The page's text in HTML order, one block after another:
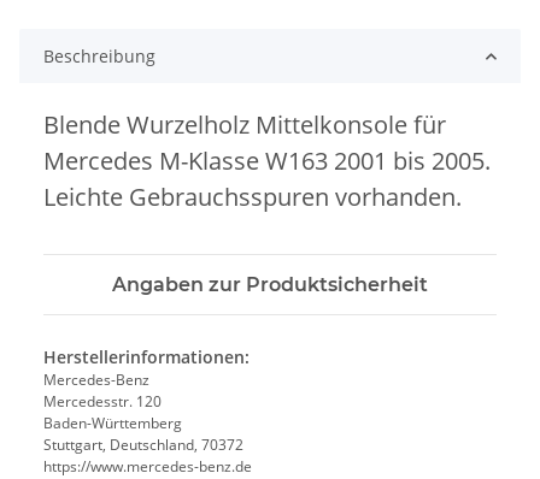
Beschreibung
Blende Wurzelholz Mittelkonsole für
Mercedes M-Klasse W163 2001 bis 2005.
Leichte Gebrauchsspuren vorhanden.
Angaben zur Produktsicherheit
Herstellerinformationen:
Mercedes-Benz
Mercedesstr. 120
Baden-Württemberg
Stuttgart, Deutschland, 70372
https://www.mercedes-benz.de